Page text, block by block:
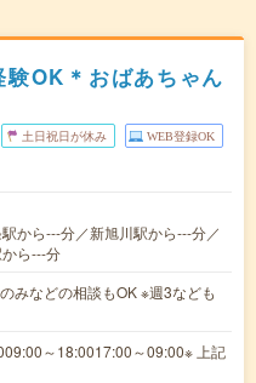
OK＊おばあちゃん
土日祝日が休み WEB登録OK
から---分／新旭川駅から---分／
ら---分
みなどの相談もOK ※週3なども
～18:0017:00～09:00※ 上記